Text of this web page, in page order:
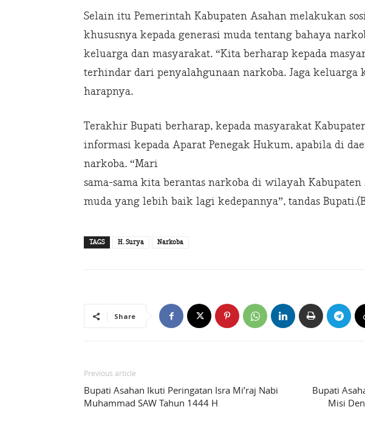
Selain itu Pemerintah Kabupaten Asahan melakukan
khususnya kepada generasi muda tentang bahaya
keluarga dan masyarakat. “Kita berharap kepada
terhindar dari penyalahgunaan narkoba. Jaga keluarga
harapnya.
Terakhir Bupati berharap, kepada masyarakat
informasi kepada Aparat Penegak Hukum, apabila di
narkoba. “Mari
sama-sama kita berantas narkoba di wilayah
muda yang lebih baik lagi kedepannya”, tandas
TAGS H. Surya Narkoba
Share
Previous article
Bupati Asahan Ikuti Peringatan Isra Mi’raj Nabi
Muhammad SAW Tahun 1444 H
Bupati
Misi